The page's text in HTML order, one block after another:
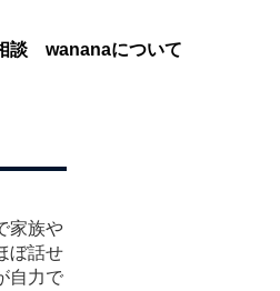
談 wananaについて
家族や
ぼ話せ
自力で